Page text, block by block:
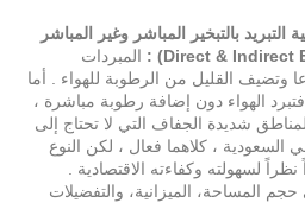
التبريد بالتبخير المباشر وغير المباشر
المبردات
وتضيف القليل من الرطوبة للهواء . أما
الهواء دون إضافة رطوبة مباشرة ،
شديدة الجفاف التي لا تحتاج إلى
السعودية ، كلاهما فعال ، لكن النوع
نظراً لسهولته وكفاءته الاقتصادية .
المساحة، الميزانية، والتفضيلات